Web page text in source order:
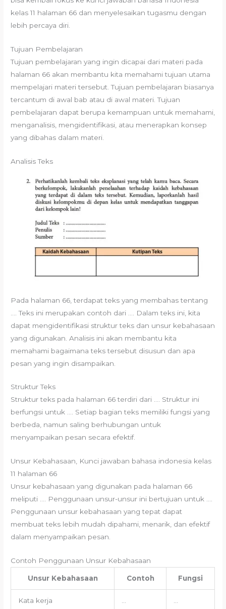
kelas 11 halaman 66 dan menyelesaikan tugasmu dengan
lebih percaya diri.
Tujuan Pembelajaran
Tujuan pembelajaran yang ingin dicapai dari materi pada
halaman 66 akan membantu kita memahami tujuan utama
mempelajari materi tersebut. Tujuan pembelajaran biasanya
tercantum di awal bab atau di awal materi. Tujuan
pembelajaran dapat berupa kemampuan untuk memahami,
menganalisis, mengidentifikasi, atau menerapkan konsep
yang dibahas dalam materi.
Analisis Teks
Pada halaman 66, terdapat teks yang membahas tentang
…. Teks ini merupakan contoh dari …. Dalam teks ini, kita
dapat mengidentifikasi struktur teks dan unsur kebahasaan
yang digunakan. Analisis ini akan membantu kita
memahami bagaimana teks tersebut disusun dan apa
pesan yang ingin disampaikan.
Struktur Teks
Struktur teks pada halaman 66 terdiri dari …. Struktur ini
berfungsi untuk …. Setiap bagian teks memiliki fungsi yang
berbeda, namun saling berhubungan untuk
menyampaikan pesan secara efektif.
Unsur Kebahasaan, Kunci jawaban bahasa indonesia kelas
11 halaman 66
Unsur kebahasaan yang digunakan pada halaman 66
meliputi …. Penggunaan unsur-unsur ini bertujuan untuk ….
Penggunaan unsur kebahasaan yang tepat dapat
membuat teks lebih mudah dipahami, menarik, dan efektif
dalam menyampaikan pesan.
Contoh Penggunaan Unsur Kebahasaan
Unsur Kebahasaan Contoh Fungsi
Kata kerja